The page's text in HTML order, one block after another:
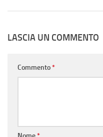
LASCIA UN COMMENTO
Commento*